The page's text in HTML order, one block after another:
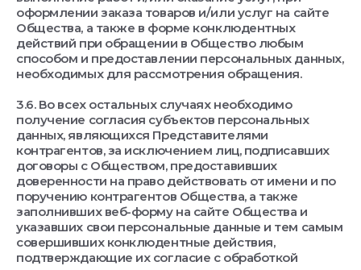
оформлении заказа товаров и/или услуг на сайте
Общества, а также в форме конклюдентных
действий при обращении в Общество любым
способом и предоставлении персональных данных,
необходимых для рассмотрения обращения.
3.6. Во всех остальных случаях необходимо
получение согласия субъектов персональных
данных, являющихся Представителями
контрагентов, за исключением лиц, подписавших
договоры с Обществом, предоставивших
доверенности на право действовать от имени и по
поручению контрагентов Общества, а также
заполнивших веб-форму на сайте Общества и
указавших свои персональные данные и тем самым
совершивших конклюдентные действия,
подтверждающие их согласие с обработкой